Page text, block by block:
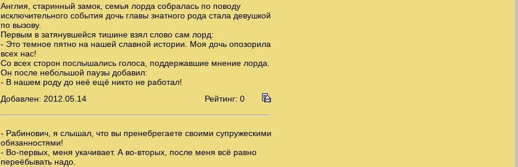
Англия, старинный замок, семья лорда собралась по поводу
исключительного события дочь главы знатного рода стала девушкой
по вызову.
Первым в затянувшейся тишине взял слово сам лорд:
- Это темное пятно на нашей славной истории. Моя дочь опозорила
всех нас!
Со всех сторон послышались голоса, поддержавшие мнение лорда.
Он после небольшой паузы добавил:
- В нашем роду до неё ещё никто не работал!
Добавлен: 2012.05.14
Рейтинг: 0
- Рабинович, я слышал, что вы пренебрегаете своими супружескими
обязанностями!
- Во-первых, меня укачивает. А во-вторых, после меня всё равно
переёбывать надо.